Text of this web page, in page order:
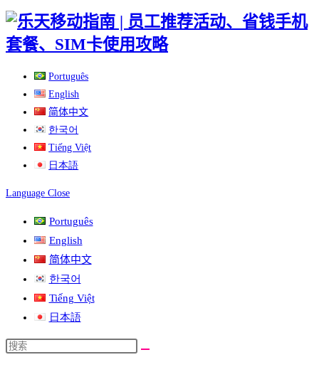
Skip
to
content
Português
English
简体中文
한국어
Tiếng Việt
日本語
Language Close
Português
English
简体中文
한국어
Tiếng Việt
日本語